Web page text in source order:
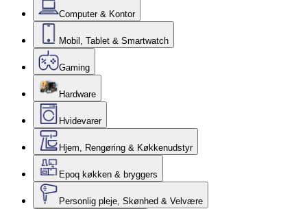
Computer & Kontor
Mobil, Tablet & Smartwatch
Gaming
Hardware
Hvidevarer
Hjem, Rengøring & Køkkenudstyr
Epoq køkken & bryggers
Personlig pleje, Skønhed & Velvære